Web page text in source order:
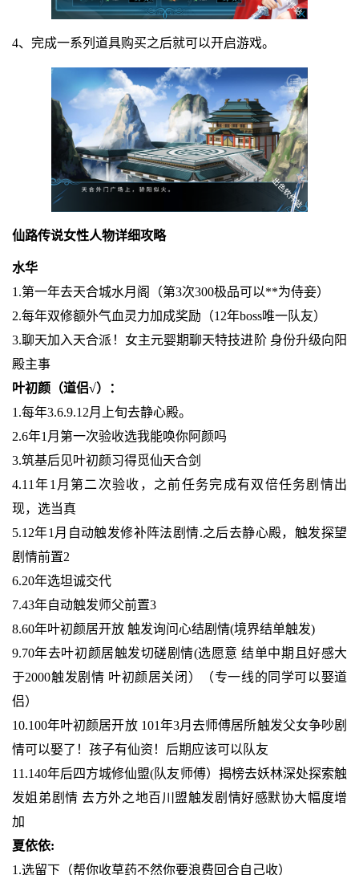
4、完成一系列道具购买之后就可以开启游戏。
仙路传说女性人物详细攻略
水华
1.第一年去天合城水月阁（第3次300极品可以**为侍妾）
2.每年双修额外气血灵力加成奖励（12年boss唯一队友）
3.聊天加入天合派！女主元婴期聊天特技进阶 身份升级向阳
殿主事
叶初颜（道侣√）：
1.每年3.6.9.12月上旬去静心殿。
2.6年1月第一次验收选我能唤你阿颜吗
3.筑基后见叶初颜习得觅仙天合剑
4.11年1月第二次验收，之前任务完成有双倍任务剧情出
现，选当真
5.12年1月自动触发修补阵法剧情.之后去静心殿，触发探望
剧情前置2
6.20年选坦诚交代
7.43年自动触发师父前置3
8.60年叶初颜居开放 触发询问心结剧情(境界结单触发)
9.70年去叶初颜居触发切磋剧情(选愿意 结单中期且好感大
于2000触发剧情 叶初颜居关闭）（专一线的同学可以娶道
侣）
10.100年叶初颜居开放 101年3月去师傅居所触发父女争吵剧
情可以娶了！孩子有仙资！后期应该可以队友
11.140年后四方城修仙盟(队友师傅）揭榜去妖林深处探索触
发姐弟剧情 去方外之地百川盟触发剧情好感默协大幅度增
加
夏依依:
1.选留下（帮你收草药不然你要浪费回合自己收）